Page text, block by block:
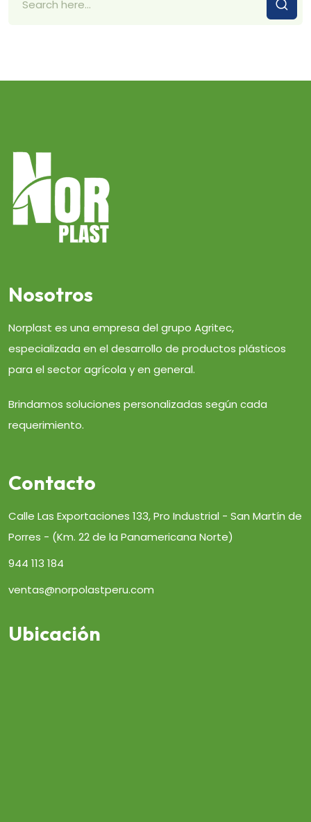
Nosotros
Norplast es una empresa del grupo Agritec,
especializada en el desarrollo de productos plásticos
para el sector agrícola y en general.
Brindamos soluciones personalizadas según cada
requerimiento.
Contacto
Calle Las Exportaciones 133, Pro Industrial - San Martín de
Porres - (Km. 22 de la Panamericana Norte)
944 113 184
ventas@norpolastperu.com
Ubicación